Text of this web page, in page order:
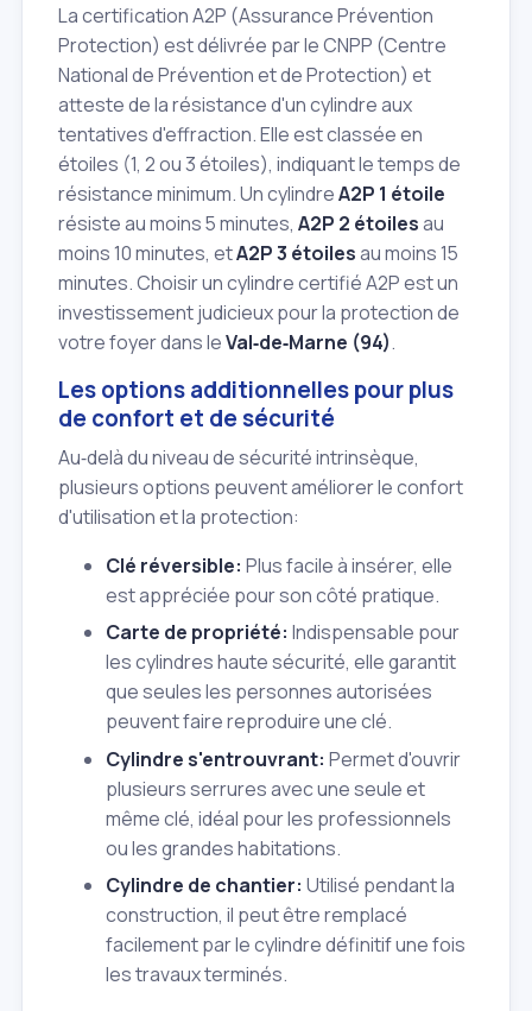
La certification A2P (Assurance Prévention
Protection) est délivrée par le CNPP (Centre
National de Prévention et de Protection) et
atteste de la résistance d'un cylindre aux
tentatives d'effraction. Elle est classée en
étoiles (1, 2 ou 3 étoiles), indiquant le temps de
résistance minimum. Un cylindreA2P 1 étoile
résiste au moins 5 minutes, A2P 2 étoilesau
moins 10 minutes, etA2P 3 étoilesau moins 15
minutes. Choisir un cylindre certifié A2P est un
investissement judicieux pour la protection de
votre foyer dans leVal‑de‑Marne (94).
Les options additionnelles pour plus
de confort et de sécurité
Au‑delà du niveau de sécurité intrinsèque,
plusieurs options peuvent améliorer le confort
d'utilisation et la protection:
Clé réversible: Plus facile à insérer, elle
est appréciée pour son côté pratique.
Carte de propriété: Indispensable pour
les cylindres haute sécurité, elle garantit
que seules les personnes autorisées
peuvent faire reproduire une clé.
Cylindre s'entrouvrant: Permet d'ouvrir
plusieurs serrures avec une seule et
même clé, idéal pour les professionnels
ou les grandes habitations.
Cylindre de chantier: Utilisé pendant la
construction, il peut être remplacé
facilement par le cylindre définitif une fois
les travaux terminés.